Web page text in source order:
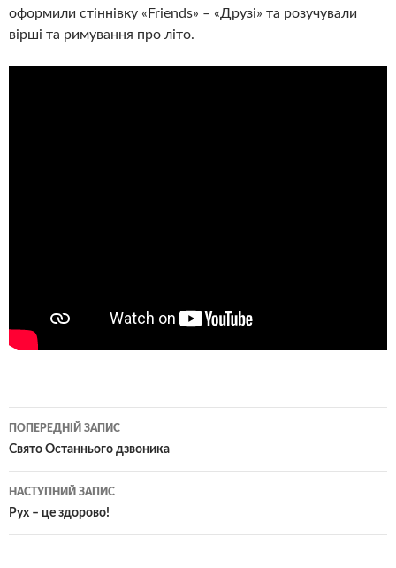
оформили стіннівку «Friends» – «Друзі» та розучували
вірші та римування про літо.
Навігація
по
записам
ПОПЕРЕДНІЙ ЗАПИС
Свято Останнього дзвоника
НАСТУПНИЙ ЗАПИС
Рух – це здорово!